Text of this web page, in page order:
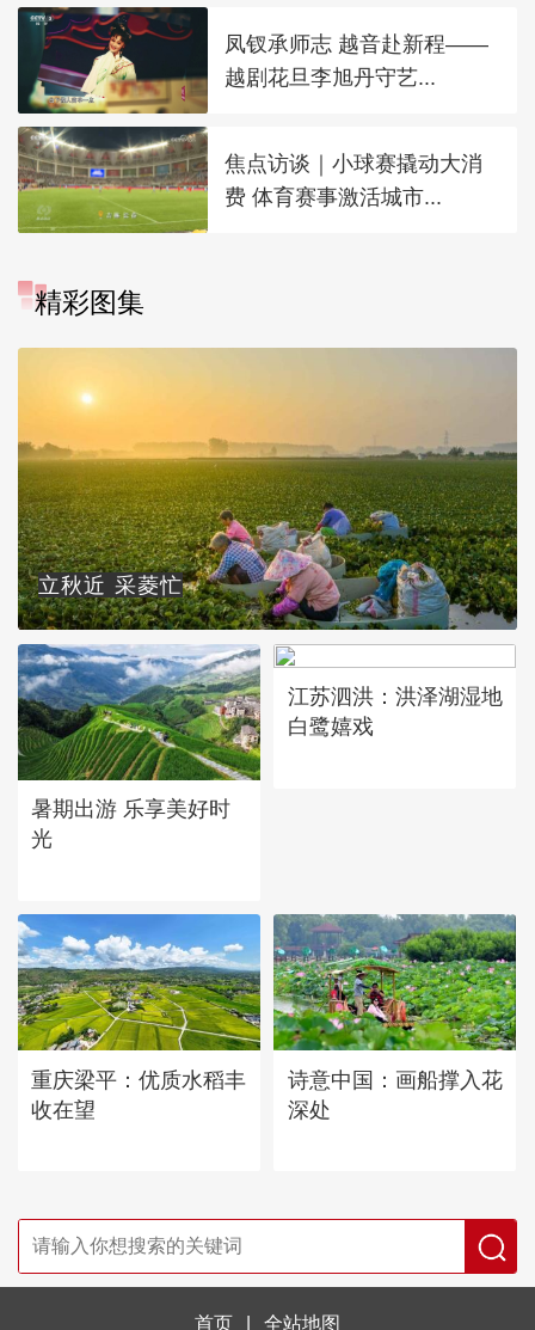
凤钗承师志 越音赴新程——
越剧花旦李旭丹守艺...
焦点访谈｜小球赛撬动大消
费 体育赛事激活城市...
精彩图集
立秋近 采菱忙
暑期出游 乐享美好时
光
江苏泗洪：洪泽湖湿地
白鹭嬉戏
重庆梁平：优质水稻丰
收在望
诗意中国：画船撑入花
深处
首页 全站地图